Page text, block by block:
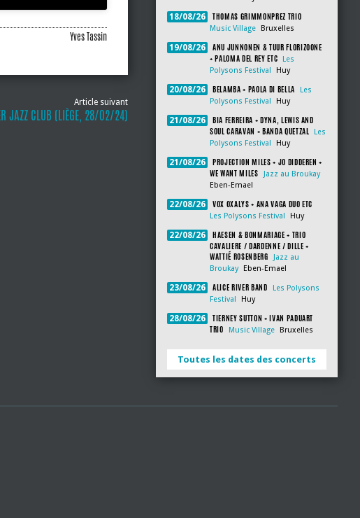
Yves Tassin
Article suivant
JAZZ CLUB (LIÈGE, 28/02/24)
18/08/26 THOMAS GRIMMONPREZ TRIO
Music Village Bruxelles
19/08/26
ANU JUNNONEN & TUUR FLORIZOONE
+ PALOMA DEL REY ETC
Les
Polysons Festival
Huy
20/08/26 BELAMBA + PAOLA DI BELLA
Les
Polysons Festival
Huy
21/08/26
BIA FERREIRA + DYNA, LEWIS AND
SOUL CARAVAN + BANDA QUETZAL
Les
Polysons Festival
Huy
21/08/26
PROJECTION MILES + JO DIDDEREN +
WE WANT MILES
Jazz au Broukay
Eben-Emael
22/08/26 VOX OXALYS + ANA VAGA DUO ETC
Les Polysons Festival Huy
22/08/26
HAESEN & BONMARIAGE + TRIO
CAVALIERE / DARDENNE / DILLE +
WATTIÉ ROSENBERG
Jazz au
Broukay
Eben-Emael
23/08/26 ALICE RIVER BAND
Les Polysons
Festival
Huy
28/08/26
TIERNEY SUTTON + IVAN PADUART
TRIO
Music Village Bruxelles
Toutes les dates des concerts